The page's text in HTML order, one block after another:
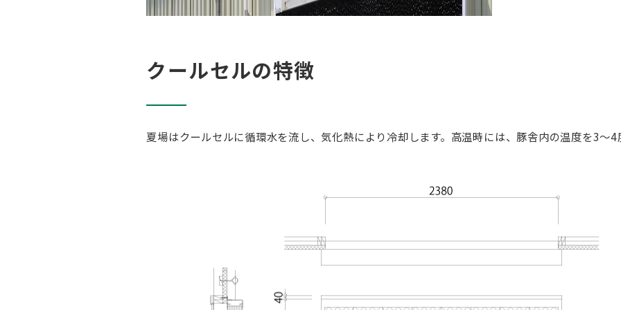
クールセルの特徴
夏場はクールセルに循環水を流し、気化熱により冷却します。高温時には、豚舎内の温度を3～4